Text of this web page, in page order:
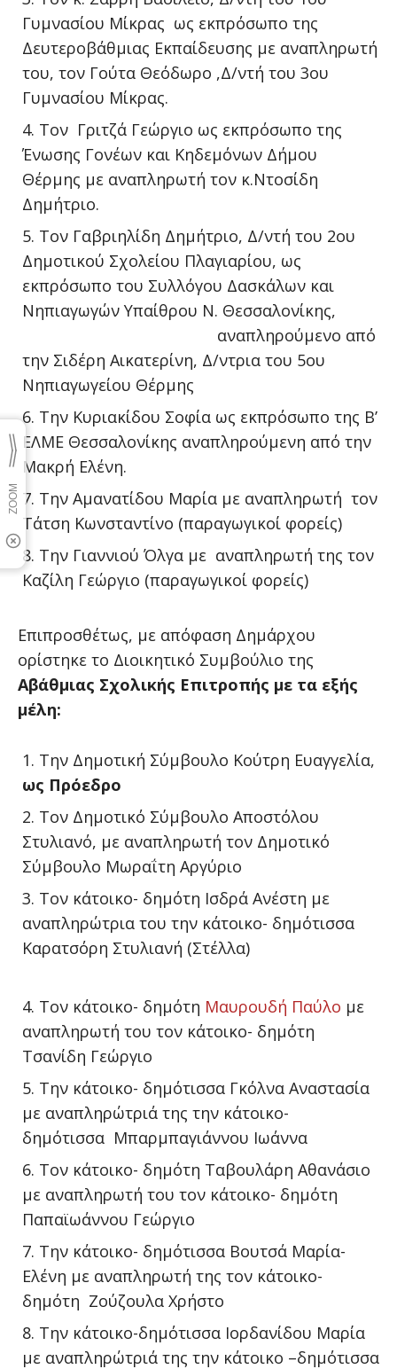
Γυμνασίου Μίκρας ως εκπρόσωπο της
Δευτεροβάθμιας Εκπαίδευσης με αναπληρωτή
του, τον Γούτα Θεόδωρο ,Δ/ντή του 3ου
Γυμνασίου Μίκρας.
Τον Γριτζά Γεώργιο ως εκπρόσωπο της
Ένωσης Γονέων και Κηδεμόνων Δήμου
Θέρμης με αναπληρωτή τον κ.Ντοσίδη
Δημήτριο.
Τον Γαβριηλίδη Δημήτριο, Δ/ντή του 2ου
Δημοτικού Σχολείου Πλαγιαρίου, ως
εκπρόσωπο του Συλλόγου Δασκάλων και
Νηπιαγωγών Υπαίθρου Ν. Θεσσαλονίκης,
αναπληρούμενο από
την Σιδέρη Αικατερίνη, Δ/ντρια του 5ου
Νηπιαγωγείου Θέρμης
Την Κυριακίδου Σοφία ως εκπρόσωπο της Β’
ΕΛΜΕ Θεσσαλονίκης αναπληρούμενη από την
Μακρή Ελένη.
Την Αμανατίδου Μαρία με αναπληρωτή τον
Τάτση Κωνσταντίνο (παραγωγικοί φορείς)
Την Γιαννιού Όλγα με αναπληρωτή της τον
Καζίλη Γεώργιο (παραγωγικοί φορείς)
Επιπροσθέτως, με απόφαση Δημάρχου
ορίστηκε το Διοικητικό Συμβούλιο της
Α΄βάθμιας Σχολικής Επιτροπής με τα εξής
μέλη:
Την Δημοτική Σύμβουλο Κούτρη Ευαγγελία,
ως Πρόεδρο
Τον Δημοτικό Σύμβουλο Αποστόλου
Στυλιανό, με αναπληρωτή τον Δημοτικό
Σύμβουλο Μωραΐτη Αργύριο
Τον κάτοικο- δημότη Ισδρά Ανέστη με
αναπληρώτρια του την κάτοικο- δημότισσα
Καρατσόρη Στυλιανή (Στέλλα)
Τον κάτοικο- δημότη Μαυρουδή Παύλο με
αναπληρωτή του τον κάτοικο- δημότη
Τσανίδη Γεώργιο
Την κάτοικο- δημότισσα Γκόλνα Αναστασία
με αναπληρώτριά της την κάτοικο-
δημότισσα Μπαρμπαγιάννου Ιωάννα
Τον κάτοικο- δημότη Ταβουλάρη Αθανάσιο
με αναπληρωτή του τον κάτοικο- δημότη
Παπαϊωάννου Γεώργιο
Την κάτοικο- δημότισσα Βουτσά Μαρία-
Ελένη με αναπληρωτή της τον κάτοικο-
δημότη Ζούζουλα Χρήστο
Την κάτοικο-δημότισσα Ιορδανίδου Μαρία
με αναπληρώτριά της την κάτοικο –δημότισσα